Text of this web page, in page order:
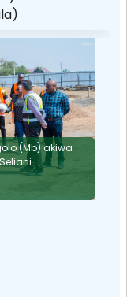
katika
uzoefu wa
usalama
ya mazao